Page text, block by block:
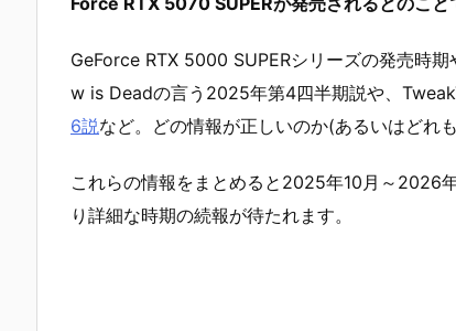
GeForce RTX 5000 SUPERシリーズの発売時
w is Deadの言う2025年第4四半期説や、
6説など。どの情報が正しいのか(あるいはどれ
これらの情報をまとめると2025年10月～2026
り詳細な時期の続報が待たれます。